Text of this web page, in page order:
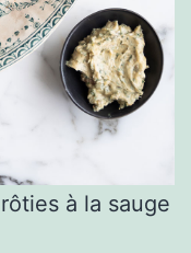
à la sauge